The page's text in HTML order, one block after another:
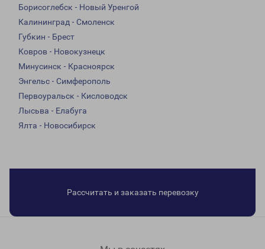
Борисоглебск - Новый Уренгой
Калининград - Смоленск
Губкин - Брест
Ковров - Новокузнецк
Минусинск - Красноярск
Энгельс - Симферополь
Первоуральск - Кисловодск
Лысьва - Елабуга
Ялта - Новосибирск
Рассчитать и заказать перевозку